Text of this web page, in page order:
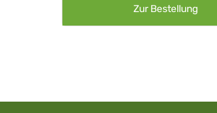
Zur Bestellung